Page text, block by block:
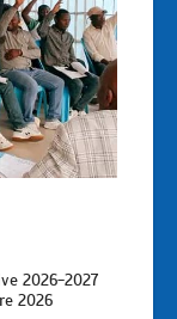
2026-2027
2026